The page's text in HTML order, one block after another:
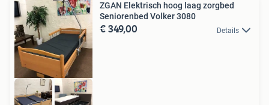
ZGAN Elektrisch hoog laag zorgbed
Seniorenbed Volker 3080
€ 349,00 Details